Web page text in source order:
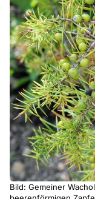
Bild: Gemeiner